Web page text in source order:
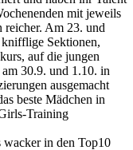
mit jeweils
reicher. Am 23. und
Sektionen,
auf die jungen
30.9. und 1.10. in
ausgemacht
beste Mädchen in
Training
wacker in den Top10